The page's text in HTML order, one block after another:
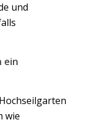
und
ein
wie